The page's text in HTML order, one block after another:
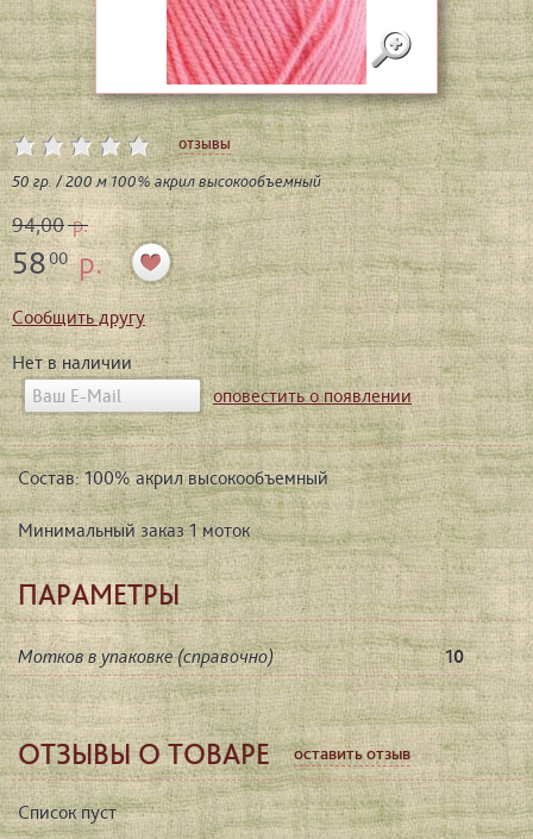
отзывы
50 гр. / 200 м 100% акрил высокообъемный
94,00р.
5800р.
Сообщить другу
Нет в наличии
оповестить о появлении
Состав: 100% акрил высокообъемный
Минимальный заказ 1 моток
ПАРАМЕТРЫ
Мотков в упаковке (справочно) 10
ОТЗЫВЫ О ТОВАРЕ оставить отзыв
Список пуст